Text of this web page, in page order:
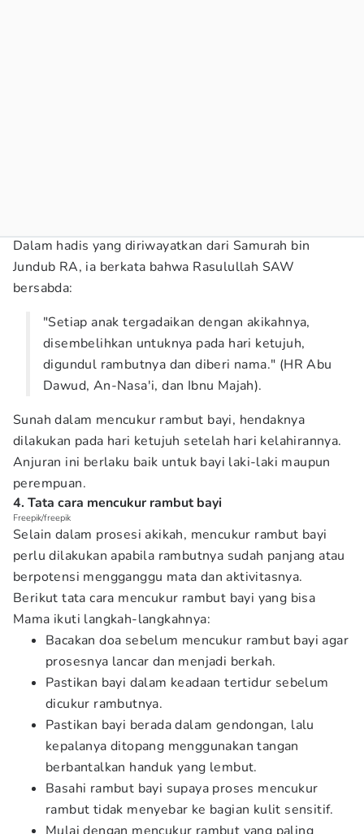
Dalam hadis yang diriwayatkan dari Samurah bin
Jundub RA, ia berkata bahwa Rasulullah SAW
bersabda:
"Setiap anak tergadaikan dengan akikahnya,
disembelihkan untuknya pada hari ketujuh,
digundul rambutnya dan diberi nama." (HR Abu
Dawud, An-Nasa'i, dan Ibnu Majah).
Sunah dalam mencukur rambut bayi, hendaknya
dilakukan pada hari ketujuh setelah hari kelahirannya.
Anjuran ini berlaku baik untuk bayi laki-laki maupun
perempuan.
4. Tata cara mencukur rambut bayi
Freepik/freepik
Selain dalam prosesi akikah, mencukur rambut bayi
perlu dilakukan apabila rambutnya sudah panjang atau
berpotensi mengganggu mata dan aktivitasnya.
Berikut tata cara mencukur rambut bayi yang bisa
Mama ikuti langkah-langkahnya:
Bacakan doa sebelum mencukur rambut bayi agar
prosesnya lancar dan menjadi berkah.
Pastikan bayi dalam keadaan tertidur sebelum
dicukur rambutnya.
Pastikan bayi berada dalam gendongan, lalu
kepalanya ditopang menggunakan tangan
berbantalkan handuk yang lembut.
Basahi rambut bayi supaya proses mencukur
rambut tidak menyebar ke bagian kulit sensitif.